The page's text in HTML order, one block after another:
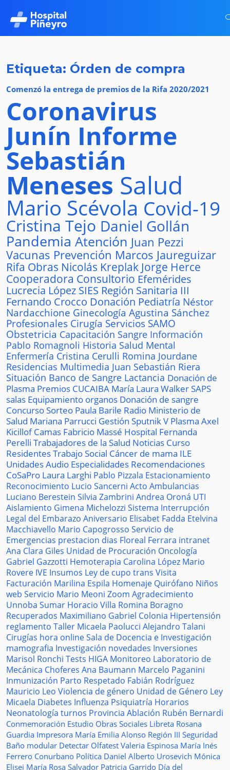
Etiqueta: Órden de compra
Comenzó la entrega de premios de la Rifa 2020/2021
Coronavirus
Junín Informe
Sebastián
Meneses Salud
Mario Scévola Covid-19
Cristina Tejo Daniel Gollán
Pandemia Atención Juan Pezzi
Vacunas Prevención Marcos Jaureguizar
Rifa Obras Nicolás Kreplak Jorge Herce
Cooperadora Consultorio Efemérides
Lucrecia López SIES Región Sanitaria III
Fernando Crocco Donación Pediatría Néstor
Nardacchione Ginecología Agustina Sánchez
Profesionales Cirugía Servicios SAMO
Obstetricia Capacitación Sangre Información
Pablo Romagnoli Historia Salud Mental
Enfermería Cristina Cerulli Romina Jourdane
Residencias Multimedia Juan Sebastián Riera
Situación Banco de Sangre Lactancia Donación de
Plasma Premios CUCAIBA María Laura WalkerSAPS
salas Equipamiento organos Donación de sangre
ConcursoSorteo Paula Barile Radio Ministerio de
Salud Mariana Parrucci Gestión Sputnik V Plasma Axel
KicillofCamas Fabricio Massé Hospital Fernanda
Perelli Trabajadores de la Salud Noticias Curso
ResidentesTrabajo Social Cáncer de mama ILE
UnidadesAudio Especialidades Recomendaciones
CoSaPro Laura Larghi Pablo Pizzala Estacionamiento
Reconocimiento Lucio Sancerni Acto Ambulancias
Luciano Berestein Silvia Zambrini Andrea Oroná UTI
Aislamiento Gimena Michelozzi Sistema Interrupción
Legal del Embarazo Aniversario Elisabet Fadda Etelvina
Macchiavello Mario Capogrosso Servicio de
Emergencias prestacion dias Floreal Ferrara intranet
Ana Clara Giles Unidad de Procuración Oncología
Gabriel Gazzotti Hemoterapia Carolina López Mario
Rovere IVE Insumos Ley de cupo trans Visita
Facturación Marilina Espila Homenaje Quirófano Niños
web Servicio Mario Meoni Zoom Agradecimiento
Unnoba Sumar Horacio Villa Romina Boragno
Recuperados Maximiliano Gabriel Colonia Hipertensión
reglamento Taller Micaela Paolucci Alejandro Talani
Cirugías hora onlineSala de Docencia e Investigación
mamografia Investigación novedades Inversiones
Marisol Ronchi Tests HIGA Monitoreo Laboratorio de
Mecánica Choferes Ana Baumann Marcelo Paganini
Inmunización Parto Respetado Fabián Rodríguez
Mauricio Leo Violencia de género Unidad de Género Ley
Micaela Diabetes Influenza Psiquiatría Horarios
Neonatología turnos Provincia Ablación Rubén Bernardi
Conmemoración Estudio Obras Sociales Libreta Rosana
Guardia Impresora María Emilia Alonso Región III Seguridad
Baño modular Detectar Olfatest Valeria Espinosa María Inés
Ferrero Conurbano Política Daniel Alberto Urosevich Mónica
Elisei María Rosa Salvador Patricia Garrido Día del